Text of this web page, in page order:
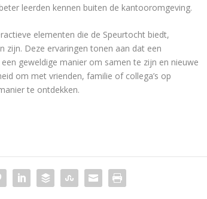
leerden kennen buiten de kantooromgeving.
elementen die de Speurtocht biedt,
Deze ervaringen tonen aan dat een
geweldige manier om samen te zijn en nieuwe
om met vrienden, familie of collega’s op
te ontdekken.